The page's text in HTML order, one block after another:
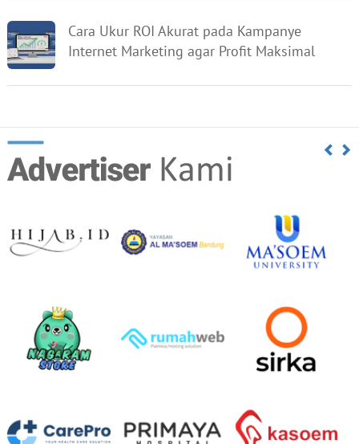
Cara Ukur ROI Akurat pada Kampanye
Internet Marketing agar Profit Maksimal